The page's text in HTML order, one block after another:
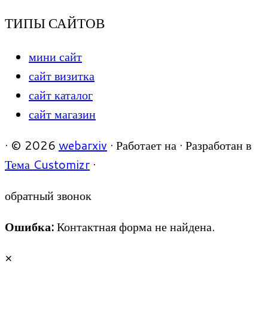
ТИПЫ САЙТОВ
мини сайт
сайт визитка
сайт каталог
сайт магазин
· © 2026 webarxiv · Работает на · Разработан в
Тема Customizr ·
обратный звонок
Ошибка:Контактная форма не найдена.
×